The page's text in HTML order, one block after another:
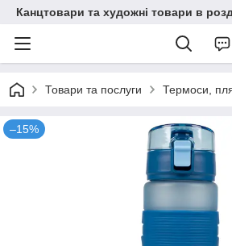
Канцтовари та художні товари в
Товари та послуги Термоси,
–15%